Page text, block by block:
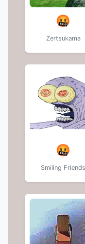
🤬
Zertsukama
🤬
Smiling Friends